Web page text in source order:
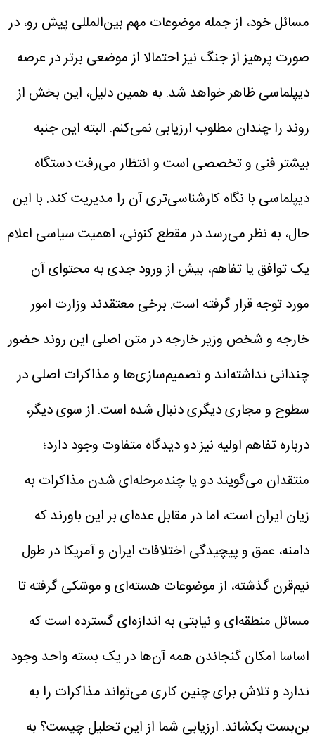
مسائل خود، از جمله موضوعات مهم بین‌المللی پیش رو، در
صورت پرهیز از جنگ نیز احتمالا از موضعی برتر در عرصه
دیپلماسی ظاهر خواهد شد. به همین دلیل، این بخش از
روند را چندان مطلوب ارزیابی نمی‌کنم. البته این جنبه
بیشتر فنی و تخصصی است و انتظار می‌رفت دستگاه
دیپلماسی با نگاه کارشناسی‌تری آن را مدیریت کند. با این
حال، به نظر می‌رسد در مقطع کنونی، اهمیت سیاسی اعلام
یک توافق یا تفاهم، بیش از ورود جدی به محتوای آن
مورد توجه قرار گرفته است. برخی معتقدند وزارت امور
خارجه و شخص وزیر خارجه در متن اصلی این روند حضور
چندانی نداشته‌اند و تصمیم‌سازی‌ها و مذاکرات اصلی در
سطوح و مجاری دیگری دنبال شده است. از سوی دیگر،
درباره تفاهم اولیه نیز دو دیدگاه متفاوت وجود دارد؛
منتقدان می‌گویند دو یا چندمرحله‌ای شدن مذاکرات به
زیان ایران است، اما در مقابل عده‌ای بر این باورند که
دامنه، عمق و پیچیدگی اختلافات ایران و آمریکا در طول
نیم‌قرن گذشته، از موضوعات هسته‌ای و موشکی گرفته تا
مسائل منطقه‌ای و نیابتی به اندازه‌ای گسترده است که
اساسا امکان گنجاندن همه آن‌ها در یک بسته واحد وجود
ندارد و تلاش برای چنین کاری می‌تواند مذاکرات را به
بن‌بست بکشاند. ارزیابی شما از این تحلیل چیست؟ به